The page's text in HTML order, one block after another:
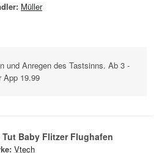
Müller
und Anregen des Tastsinns. Ab 3
App 19.99
Tut Baby Flitzer Flughafen
Vtech